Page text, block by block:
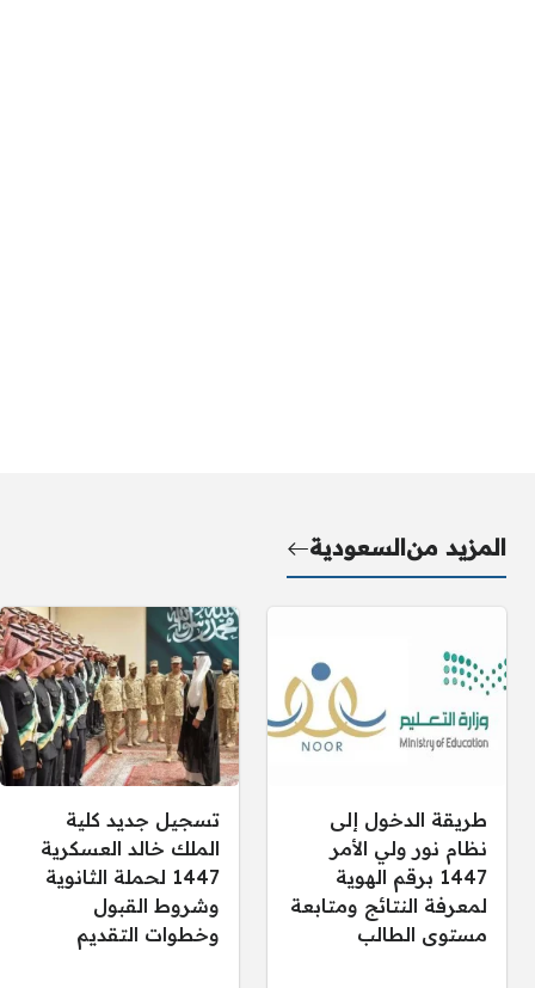
المزيد منالسعودية
طريقة الدخول إلى
نظام نور ولي الأمر
1447 برقم الهوية
لمعرفة النتائج ومتابعة
مستوى الطالب
تسجيل جديد كلية
الملك خالد العسكرية
1447 لحملة الثانوية
وشروط القبول
وخطوات التقديم